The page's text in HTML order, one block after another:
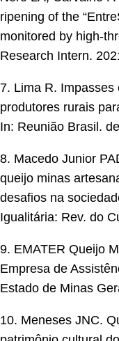
ripening of the
monitored by high-
Research Intern.
7. Lima R.
produtores rurais
In: Reunião Brasil.
8. Macedo Junior
queijo minas
desafios na
Igualitária: Rev. do
9. EMATER Queijo
Empresa de
Estado de Minas
10. Meneses JNC.